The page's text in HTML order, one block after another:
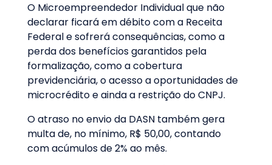
O Microempreendedor Individual que não
declarar ficará em débito com a Receita
Federal e sofrerá consequências, como a
perda dos benefícios garantidos pela
formalização, como a cobertura
previdenciária, o acesso a oportunidades de
microcrédito e ainda a restrição do CNPJ.
O atraso no envio da DASN também gera
multa de, no mínimo, R$ 50,00, contando
com acúmulos de 2% ao mês.